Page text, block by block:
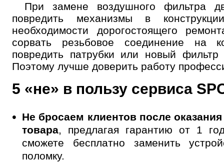
При замене воздушного фильтра
повредить механизмы в
необходимости дорогостоящего
сорвать резьбовое соединение на
повредить патрубки или новый фильтр
Поэтому лучше доверить работу
5 «не» в пользу сервиса
Не бросаем клиентов после
товара, предлагая гарантию от 1
сможете бесплатно заменить
поломку.